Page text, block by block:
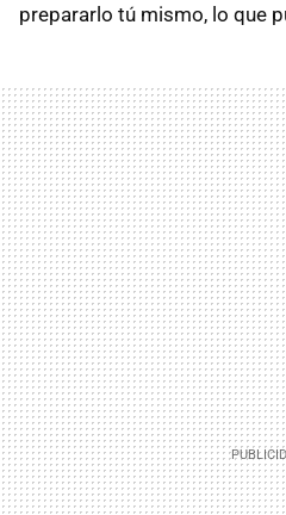
prepararlo tú mismo, lo que